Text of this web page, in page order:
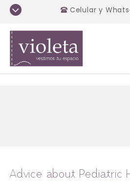
Celular y
Advice about Pediatric